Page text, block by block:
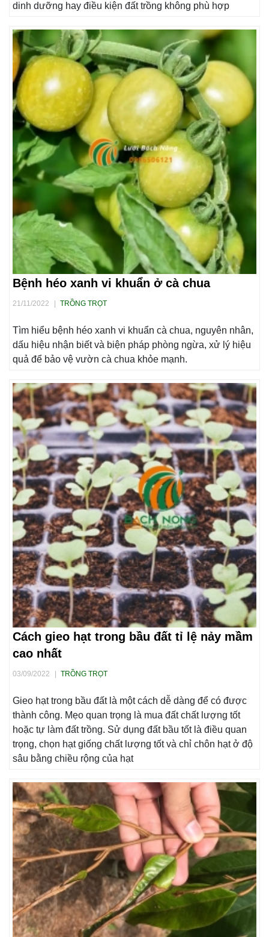
dinh dưỡng hay điều kiện đất trồng không phù hợp
Bệnh héo xanh vi khuẩn ở cà chua
21/11/2022 TRỒNG TRỌT
Tìm hiểu bệnh héo xanh vi khuẩn cà chua, nguyên nhân,
dấu hiệu nhận biết và biện pháp phòng ngừa, xử lý hiệu
quả để bảo vệ vườn cà chua khỏe mạnh.
Cách gieo hạt trong bầu đất tỉ lệ nảy mầm
cao nhất
03/09/2022 TRỒNG TRỌT
Gieo hạt trong bầu đất là một cách dễ dàng để có được
thành công. Mẹo quan trọng là mua đất chất lượng tốt
hoặc tự làm đất trồng. Sử dụng đất bầu tốt là điều quan
trọng, chọn hạt giống chất lượng tốt và chỉ chôn hạt ở độ
sâu bằng chiều rộng của hạt